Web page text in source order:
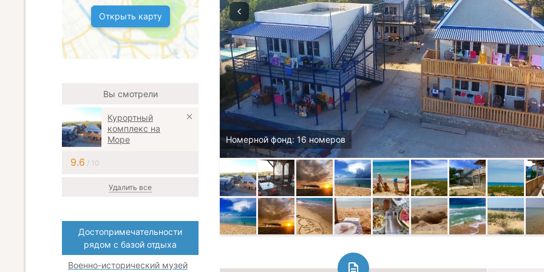
Номерной фонд: 16 номеров
Открыть карту
Вы смотрели
Курортный
комплекс на
Море
9.6 / 10
Удалить все
Достопримечательности
рядом с базой отдыха
Военно-исторический музей